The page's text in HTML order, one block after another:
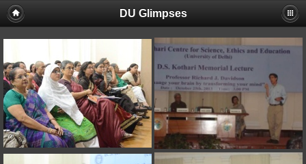
DU Glimpses